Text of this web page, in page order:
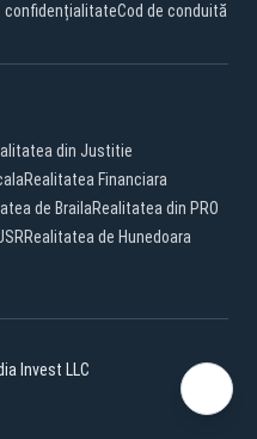
confidențialitateCod de conduită
din Justitie
Realitatea Financiara
de BrailaRealitatea din PRO
Realitatea de Hunedoara
Invest LLC